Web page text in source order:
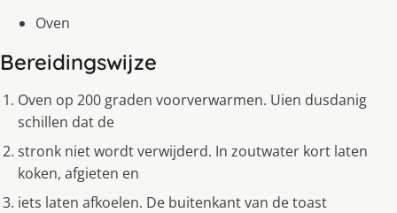
Oven
Bereidingswijze
Oven op 200 graden voorverwarmen. Uien dusdanig
schillen dat de
stronk niet wordt verwijderd. In zoutwater kort laten
koken, afgieten en
iets laten afkoelen. De buitenkant van de toast